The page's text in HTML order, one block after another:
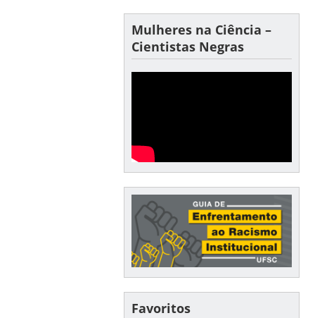
Mulheres na Ciência –
Cientistas Negras
Favoritos